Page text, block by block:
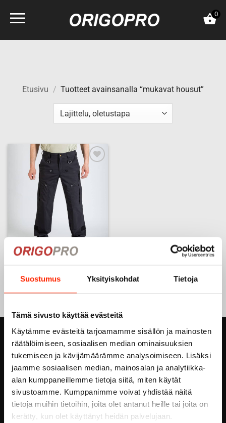
Suostumus Yksityiskohdat Tietoja
Tämä sivusto käyttää evästeitä
Käytämme evästeitä tarjoamamme sisällön ja mainosten
räätälöimiseen, sosiaalisen median ominaisuuksien
tukemiseen ja kävijämäärämme analysoimiseen. Lisäksi
jaamme sosiaalisen median, mainosalan ja analytiikka-
alan kumppaneillemme tietoja siitä, miten käytät
sivustoamme. Kumppanimme voivat yhdistää näitä
tietoja muihin tietoihin, joita olet antanut heille tai joita on
kerätty, kun olet käyttänyt heidän palvelujaan.
0
Etusivu / Tuotteet avainsanalla “mukavat housut”
Add to
wishlist
99,90
Tällä
on
muunnelma.
Voit
tehdä
valinnat
tuotteen
sivulla.
ORIGOPRO OY
Höyläämötie 18 A
FI-00380 HELSINKI
FINLAND
Email:info@origopro.com
Puh.+3584578340002